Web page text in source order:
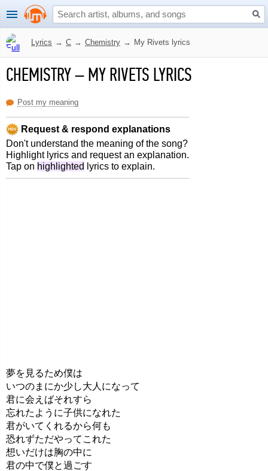
Lyrics → C → Chemistry → My Rivets lyrics
CHEMISTRY–MY RIVETS LYRICS
Post my meaning
Request & respond explanations
Don't understand the meaning of the song?
Highlight lyrics and request an explanation.
Tap on highlighted lyrics to explain.
夢を見るため僕は
いつのまにか少し大人になって
君に会えばそれすら
忘れたように子供になれた
君がいてくれるから何も
恐れずただやってこれた
想いだけは胸の中に
君の中で僕と過ごす